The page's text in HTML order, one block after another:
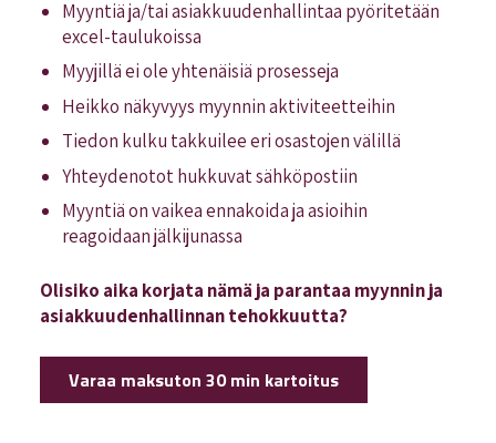
Myyntiä ja/tai asiakkuudenhallintaa pyöritetään
excel-taulukoissa
Myyjillä ei ole yhtenäisiä prosesseja
Heikko näkyvyys myynnin aktiviteetteihin
Tiedon kulku takkuilee eri osastojen välillä
Yhteydenotot hukkuvat sähköpostiin
Myyntiä on vaikea ennakoida ja asioihin
reagoidaan jälkijunassa
Olisiko aika korjata nämä ja parantaa myynnin ja
asiakkuudenhallinnan tehokkuutta?
Varaa maksuton 30 min kartoitus